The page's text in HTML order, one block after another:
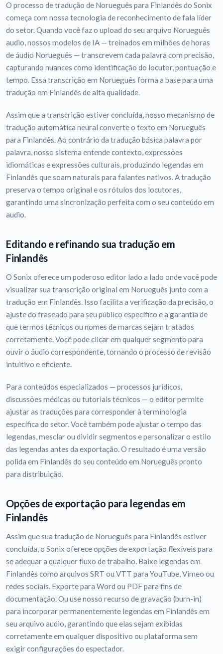
O processo de tradução de Norueguês para Finlandês do Sonix
começa com nossa tecnologia de reconhecimento de fala líder
do setor. Quando você faz o upload do seu arquivo Norueguês
audio, nossos modelos de IA — treinados em milhões de horas
de áudio Norueguês — transcrevem cada palavra com precisão,
capturando nuances como identificação do locutor, pontuação e
tempo. Essa transcrição em Norueguês forma a base para uma
tradução em Finlandês de alta qualidade.
Assim que a transcrição estiver concluída, nosso mecanismo de
tradução automática neural converte o texto em Norueguês
para Finlandês. Ao contrário da tradução básica palavra por
palavra, nosso sistema entende contexto, expressões
idiomáticas e expressões culturais, produzindo legendas em
Finlandês que soam naturais para falantes nativos. A tradução
preserva o tempo original e os rótulos dos locutores,
garantindo uma sincronização perfeita com o seu conteúdo em
audio.
Editando e refinando sua tradução em
Finlandês
O Sonix oferece um poderoso editor lado a lado onde você pode
visualizar sua transcrição original em Norueguês junto com a
tradução em Finlandês. Isso facilita a verificação da precisão, o
ajuste do fraseado para seu público específico e a garantia de
que termos técnicos ou nomes de marcas sejam tratados
corretamente. Você pode clicar em qualquer segmento para
ouvir o áudio correspondente, tornando o processo de revisão
intuitivo e eficiente.
Para conteúdos especializados — processos jurídicos,
discussões médicas ou tutoriais técnicos — o editor permite
ajustar as traduções para corresponder à terminologia
específica do setor. Você também pode ajustar o tempo das
legendas, mesclar ou dividir segmentos e personalizar o estilo
das legendas antes da exportação. O resultado é uma versão
polida em Finlandês do seu conteúdo em Norueguês pronto
para distribuição.
Opções de exportação para legendas em
Finlandês
Assim que sua tradução de Norueguês para Finlandês estiver
concluída, o Sonix oferece opções de exportação flexíveis para
se adequar a qualquer fluxo de trabalho. Baixe legendas em
Finlandês como arquivos SRT ou VTT para YouTube, Vimeo ou
redes sociais. Exporte para Word ou PDF para fins de
documentação. Ou use nosso recurso de gravação (burn-in)
para incorporar permanentemente legendas em Finlandês em
seu arquivo audio, garantindo que elas sejam exibidas
corretamente em qualquer dispositivo ou plataforma sem
exigir configurações do espectador.